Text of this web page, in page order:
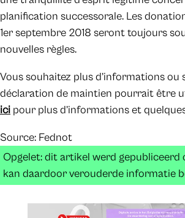
planification successorale. Les
1er septembre 2018 seront toujours
nouvelles règles.
Vous souhaitez plus d’informations ou
déclaration de maintien pourrait être
ici pour plus d’informations et
Source: Fednot
Opgelet: dit artikel werd
kan daardoor verouderde informatie